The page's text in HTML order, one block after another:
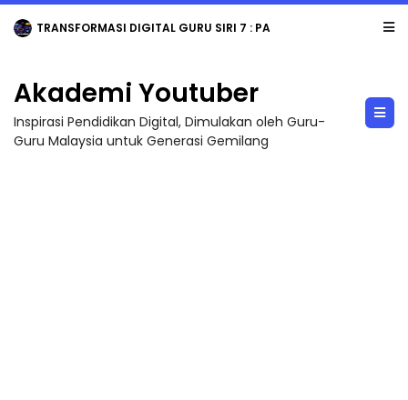
TRANSFORMASI DIGITAL GURU SIRI 7 : PAHLAWAN DIGITAL PENYELAMAT DUNIA
Akademi Youtuber
Inspirasi Pendidikan Digital, Dimulakan oleh Guru-
Guru Malaysia untuk Generasi Gemilang